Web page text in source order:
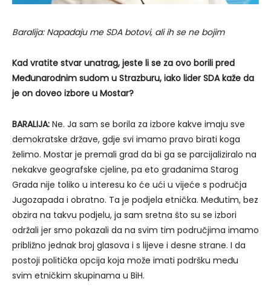
Baralija: Napadaju me SDA botovi, ali ih se ne bojim
Kad vratite stvar unatrag, jeste li se za ovo borili pred
Međunarodnim sudom u Strazburu, iako lider SDA kaže da
je on doveo izbore u Mostar?
BARALIJA: Ne. Ja sam se borila za izbore kakve imaju sve
demokratske države, gdje svi imamo pravo birati koga
želimo. Mostar je premali grad da bi ga se parcijaliziralo na
nekakve geografske cjeline, pa eto građanima Starog
Grada nije toliko u interesu ko će ući u vijeće s područja
Jugozapada i obratno. Ta je podjela etnička. Međutim, bez
obzira na takvu podjelu, ja sam sretna što su se izbori
održali jer smo pokazali da na svim tim područjima imamo
približno jednak broj glasova i s lijeve i desne strane. I da
postoji politička opcija koja može imati podršku među
svim etničkim skupinama u BiH.